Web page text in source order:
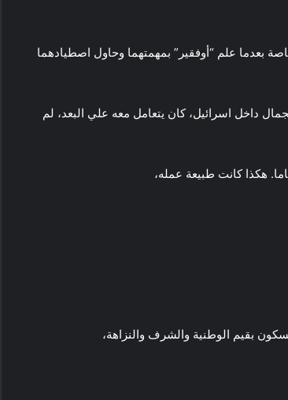
بعدما علم “أوفقير” بمهمتهما وحاول اصطيادهما
داخل اسرائيل، كان يتعامل معه علي البعد، لم
هكذا كانت طبيعة عمله،
بقيم الوطنية والشرف والنزاهة،